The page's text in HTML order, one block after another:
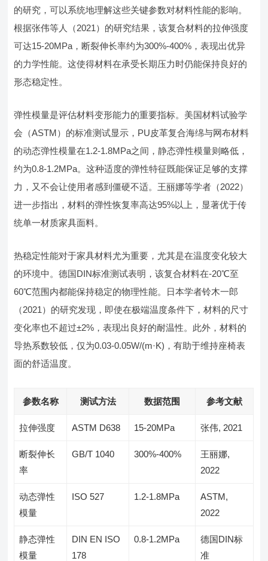
的研究，可以系统地理解这些关键参数对材料性能的影响。
根据张伟等人（2021）的研究结果，该复合材料的拉伸强度
可达15-20MPa，断裂伸长率约为300%-400%，表现出优异
的力学性能。这使得材料在承受长期压力时仍能保持良好的
形态稳定性。
弹性模量是评估材料变形能力的重要指标。美国材料试验学
会（ASTM）的标准测试显示，PU皮革复合海绵与网布材料
的动态弹性模量在1.2-1.8MPa之间，静态弹性模量则略低，
约为0.8-1.2MPa。这种适度的弹性特征既能保证足够的支撑
力，又不会让使用者感到僵硬不适。王丽娜等学者（2022）
进一步指出，材料的弹性恢复率高达95%以上，显著优于传
统单一材质家具面料。
热稳定性能对于家具材料尤为重要，尤其是在温度变化较大
的环境中。德国DIN标准测试表明，该复合材料在-20℃至
60℃范围内都能保持稳定的物理性能。日本学者铃木一郎
（2021）的研究发现，即使在极端温度条件下，材料的尺寸
变化率也不超过±2%，表现出良好的耐温性。此外，材料的
导热系数较低，仅为0.03-0.05W/(m·K)，有助于维持座椅表
面的舒适温度。
参数名称 测试方法 数据范围 参考文献
拉伸强度 ASTM D638 15-20MPa 张伟, 2021
断裂伸长
率
GB/T 1040 300%-400%
王丽娜,
2022
动态弹性
模量
ISO 527 1.2-1.8MPa
ASTM,
2022
静态弹性
模量
DIN EN ISO
178
0.8-1.2MPa
德国DIN标
准